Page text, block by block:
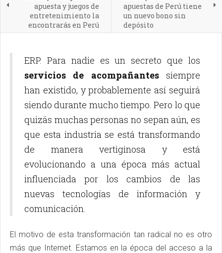
apuesta y juegos de
entretenimiento la
encontrarás en Perú
apuestas de Perú tiene
un nuevo bono sin
depósito
ERP. Para nadie es un secreto que los
servicios de acompañantessiempre
han existido, y probablemente así seguirá
siendo durante mucho tiempo. Pero lo que
quizás muchas personas no sepan aún, es
que esta industria se está transformando
de manera vertiginosa y está
evolucionando a una época más actual
influenciada por los cambios de las
nuevas tecnologías de información y
comunicación.
El motivo de esta transformación tan radical no es otro
más que Internet. Estamos en la época del acceso a la